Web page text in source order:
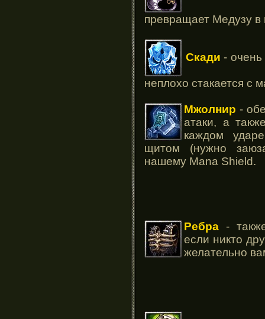
превращает Медузу в
Скади - очень
неплохо стакается с
Мжолнир -
атаки, а
каждом
щитом (нужно
нашему Mana Shield.
Ребра -
если никто
желательно